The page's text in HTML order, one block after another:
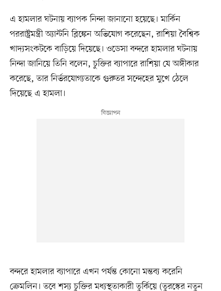
এ হামলার ঘটনায় ব্যাপক নিন্দা জানানো হয়েছে। মার্কিন
পররাষ্ট্রমন্ত্রী অ্যান্টনি ব্লিঙ্কেন অভিযোগ করেছেন, রাশিয়া বৈশ্বিক
খাদ্যসংকটকে বাড়িয়ে দিয়েছে। ওডেসা বন্দরে হামলার ঘটনায়
নিন্দা জানিয়ে তিনি বলেন, চুক্তির ব্যাপারে রাশিয়া যে অঙ্গীকার
করেছে, তার নির্ভরযোগ্যতাকে গুরুতর সন্দেহের মুখে ঠেলে
দিয়েছে এ হামলা।
বন্দরে হামলার ব্যাপারে এখন পর্যন্ত কোনো মন্তব্য করেনি
ক্রেমলিন। তবে শস্য চুক্তির মধ্যস্থতাকারী তুর্কিয়ে (তুরস্কের নতুন